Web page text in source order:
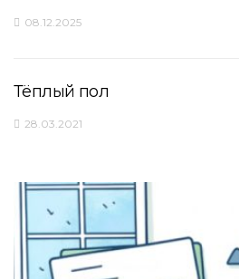
08.12.2025
Тёплый пол
28.03.2021